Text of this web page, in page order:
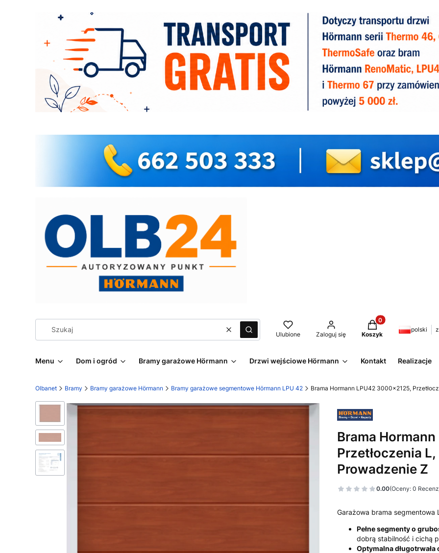
WyczyśćSzukaj Ulubione Zaloguj się
Produkty w
Koszyk
polski
Menu Dom i ogród Bramy garażowe Hörmann Drzwi wejściowe Hörmann Kontakt Realizacje
Olbanet Bramy Bramy garażowe Hörmann Bramy garażowe segmentowe Hörmann LPU 42 Brama Hormann LPU42 3000x2125,
Brama
Przetłoczenia
Prowadzenie Z
0.00(Oceny: 0
Garażowa brama segmentowa
Pełne segmenty o
dobrą stabilność i cichą
Optymalna długotrwała